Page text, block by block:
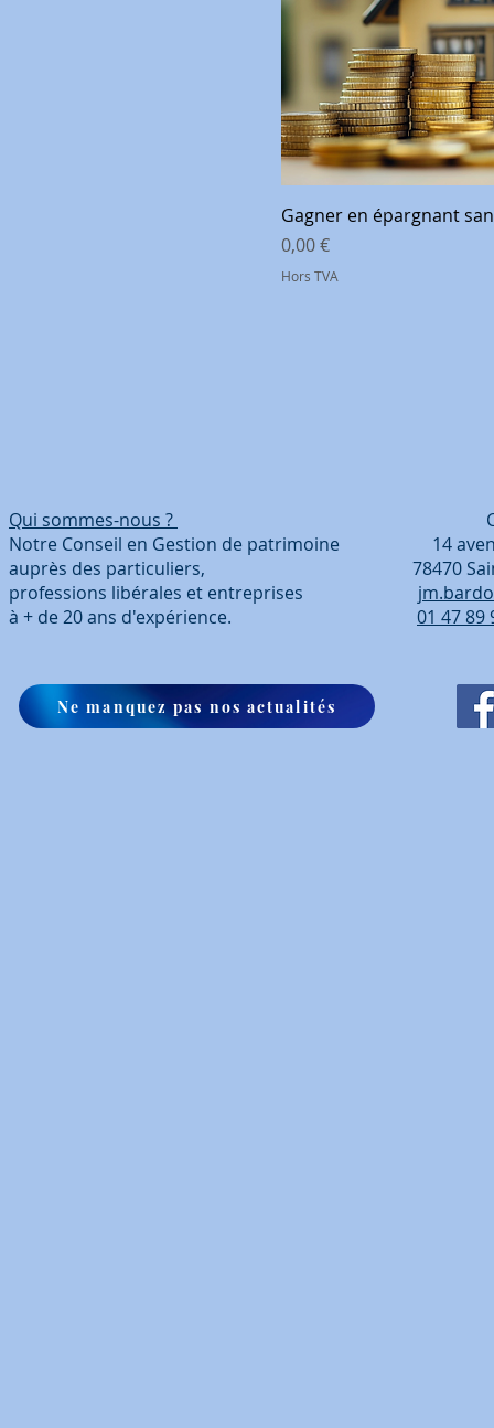
Gagner en épargnant
Prix
0,00 €
Hors TVA
Qui sommes-nous ?
Notre Conseil en Gestion de patrimoine 14
auprès des particuliers, 78470 Saint-
professions libérales et entreprises
à + de 20 ans d'expérience. 01 47 89
Ne manquez pas nos actualités